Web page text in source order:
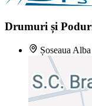
Drumuri și
Șoseaua